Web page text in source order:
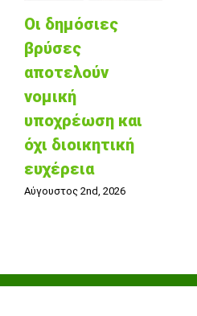
Οι δημόσιες
βρύσες
αποτελούν
νομική
υποχρέωση και
όχι διοικητική
ευχέρεια
Αύγουστος 2nd, 2026